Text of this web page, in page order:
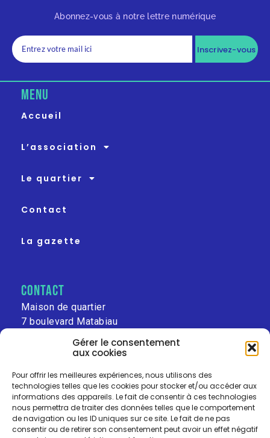
Gérer le consentement
aux cookies
Pour offrir les meilleures expériences, nous utilisons des
technologies telles que les cookies pour stocker et/ou accéder aux
informations des appareils. Le fait de consentir à ces technologies
nous permettra de traiter des données telles que le comportement
de navigation ou les ID uniques sur ce site. Le fait de ne pas
consentir ou de retirer son consentement peut avoir un effet négatif
Abonnez-vous à notre lettre numérique
Inscrivez-vous
MENU
Accueil
L’association
Le quartier
Contact
La gazette
contact
Maison de quartier
7 boulevard Matabiau
31000 Toulouse